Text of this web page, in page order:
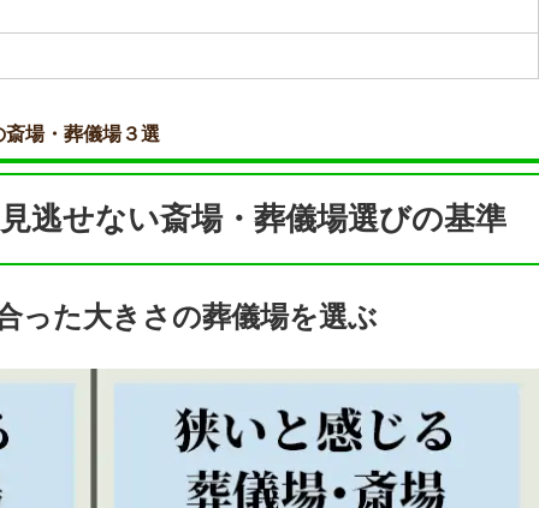
場・葬儀場３選
逃せない斎場・葬儀場選びの基準
った大きさの葬儀場を選ぶ